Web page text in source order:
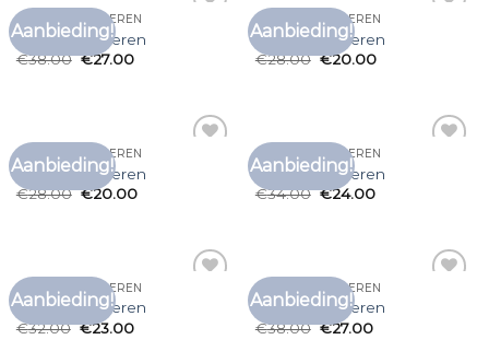
Aanbieding!
BOSS T SHIRT HEREN
boss t shirt heren
€38.00 €27.00
Aanbieding!
BOSS T SHIRT HEREN
boss t shirt heren
€28.00 €20.00
Aanbieding!
BOSS T SHIRT HEREN
boss t shirt heren
€28.00 €20.00
Aanbieding!
BOSS T SHIRT HEREN
boss t shirt heren
€34.00 €24.00
Aanbieding!
BOSS T SHIRT HEREN
boss t shirt heren
€32.00 €23.00
Aanbieding!
BOSS T SHIRT HEREN
boss t shirt heren
€38.00 €27.00